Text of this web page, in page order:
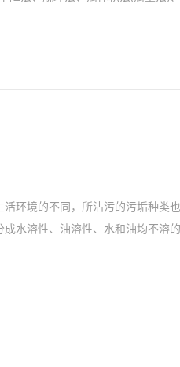
环境的不同，所沾污的污垢种类
水溶性、油溶性、水和油均不溶